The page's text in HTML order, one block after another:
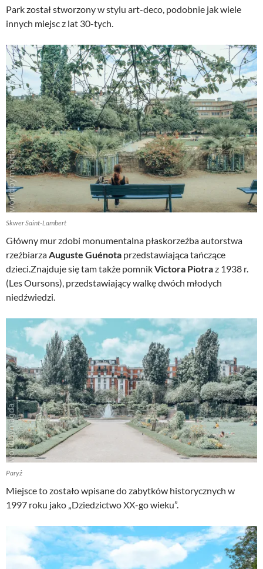
Park został stworzony w stylu art-deco, podobnie jak wiele
innych miejsc z lat 30-tych.
Skwer Saint-Lambert
Główny mur zdobi monumentalna płaskorzeźba autorstwa
rzeźbiarzaAuguste Guénota przedstawiająca tańczące
dzieci.Znajduje się tam także pomnikVictora Piotraz 1938 r.
(Les Oursons), przedstawiający walkę dwóch młodych
niedźwiedzi.
Paryż
Miejsce to zostało wpisane do zabytków historycznych w
1997 roku jako „Dziedzictwo XX-go wieku”.